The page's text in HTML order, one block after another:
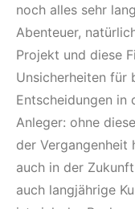
noch alles sehr
Abenteuer,
Projekt und diese
Unsicherheiten für
Entscheidungen in
Anleger: ohne
der
auch in der
auch langjährige